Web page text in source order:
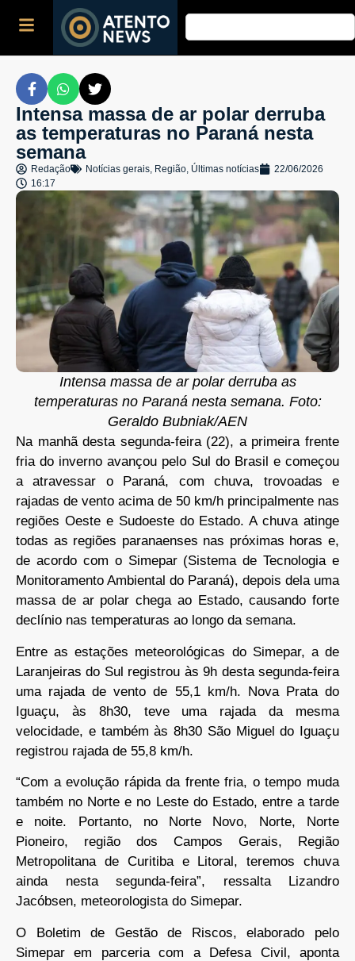
Intensa massa de ar polar derruba
as temperaturas no Paraná nesta
semana
Redação Notícias gerais, Região, Últimas notícias
22/06/2026
16:17
Intensa massa de ar polar derruba as
temperaturas no Paraná nesta semana. Foto:
Geraldo Bubniak/AEN
Na manhã desta segunda-feira (22), a primeira frente
fria do inverno avançou pelo Sul do Brasil e começou
a atravessar o Paraná, com chuva, trovoadas e
rajadas de vento acima de 50 km/h principalmente nas
regiões Oeste e Sudoeste do Estado. A chuva atinge
todas as regiões paranaenses nas próximas horas e,
de acordo com o Simepar (Sistema de Tecnologia e
Monitoramento Ambiental do Paraná), depois dela uma
massa de ar polar chega ao Estado, causando forte
declínio nas temperaturas ao longo da semana.
Entre as estações meteorológicas do Simepar, a de
Laranjeiras do Sul registrou às 9h desta segunda-feira
uma rajada de vento de 55,1 km/h. Nova Prata do
Iguaçu, às 8h30, teve uma rajada da mesma
velocidade, e também às 8h30 São Miguel do Iguaçu
registrou rajada de 55,8 km/h.
“Com a evolução rápida da frente fria, o tempo muda
também no Norte e no Leste do Estado, entre a tarde
e noite. Portanto, no Norte Novo, Norte, Norte
Pioneiro, região dos Campos Gerais, Região
Metropolitana de Curitiba e Litoral, teremos chuva
ainda nesta segunda-feira”, ressalta Lizandro
Jacóbsen, meteorologista do Simepar.
O Boletim de Gestão de Riscos, elaborado pelo
Simepar em parceria com a Defesa Civil, aponta